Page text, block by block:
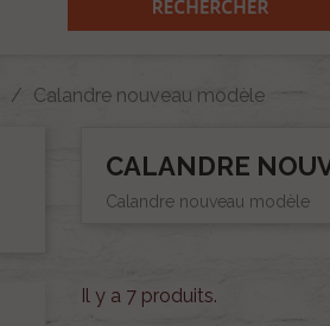
Calandre nouveau modèle
CALANDRE
Calandre nouveau modèle
Il y a 7 produits.